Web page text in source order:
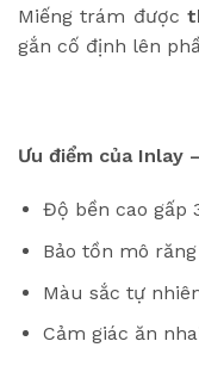
Miếng trám được
gắn cố định lên
Ưu điểm của Inlay
Độ bền cao gấp
Bảo tồn mô
Màu sắc tự
Cảm giác ăn